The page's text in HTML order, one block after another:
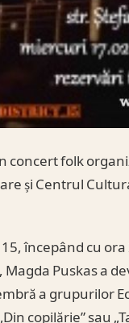
concert folk
și Centrul
începând cu ora
Puskas a
a grupurilor
copilărie” sau